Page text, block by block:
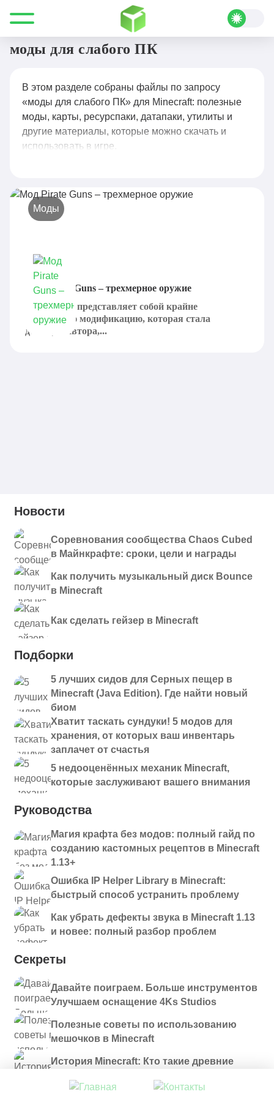
Все для Minecraft моды для слабого ПК
моды для слабого ПК
В этом разделе собраны файлы по запросу
«моды для слабого ПК» для Minecraft: полезные
моды, карты, ресурспаки, датапаки, утилиты и
другие материалы, которые можно скачать и
использовать в игре.
Моды
Мод Pirate Guns – трехмерное оружие
Pirate Guns представляет собой крайне
интересную модификацию, которая стала
детищем автора,...
Новости
Соревнования сообщества Chaos Cubed
в Майнкрафте: сроки, цели и награды
Как получить музыкальный диск Bounce
в Minecraft
Как сделать гейзер в Minecraft
Подборки
5 лучших сидов для Серных пещер в
Minecraft (Java Edition). Где найти новый
биом
Хватит таскать сундуки! 5 модов для
хранения, от которых ваш инвентарь
заплачет от счастья
5 недооценённых механик Minecraft,
которые заслуживают вашего внимания
Руководства
Магия крафта без модов: полный гайд по
созданию кастомных рецептов в Minecraft
1.13+
Ошибка IP Helper Library в Minecraft:
быстрый способ устранить проблему
Как убрать дефекты звука в Minecraft 1.13
и новее: полный разбор проблем
Секреты
Давайте поиграем. Больше инструментов
Улучшаем оснащение 4Ks Studios
Полезные советы по использованию
мешочков в Minecraft
История Minecraft: Кто такие древние